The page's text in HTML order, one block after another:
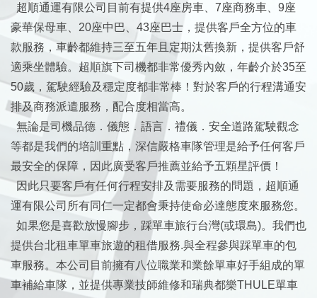
超順通運有限公司目前有提供4座房車、7座商務車、9座
豪華保母車、20座中巴、43座巴士，提供客戶全方位的車
款服務，車齡都維持三至五年且定期汰舊換新，提供客戶舒
適乘坐體驗。超順旗下司機都非常優秀內斂，年齡介於35至
50歲，駕駛經驗及穩定度都非常棒！對於客戶的行程溝通安
排及商務派遣服務，配合度相當高。
無論是司機品德．儀態．語言．禮儀．安全道路駕駛觀念
等都是我們的培訓重點，深信嚴格車隊管理是給予任何客戶
最安全的保障，因此廣受客戶推薦並給予五顆星評價！
因此只要客戶有任何行程安排及需要服務的問題，超順通
運有限公司所有同仁一定都會秉持使命必達態度來服務您。
如果您是喜歡放慢腳步，踩單車旅行台灣(或環島)。我們也
提供台北租車單車旅遊的租借服務.與全程參與踩單車的包
車服務。本公司目前擁有八位職業和業餘單車好手組成的單
車補給車隊，並提供專業技師維修和瑞典都樂THULE單車